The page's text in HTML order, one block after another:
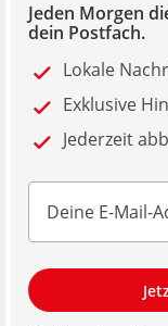
Jeden Morgen
dein Postfach.
Lokale
Exklusive
Jederzeit